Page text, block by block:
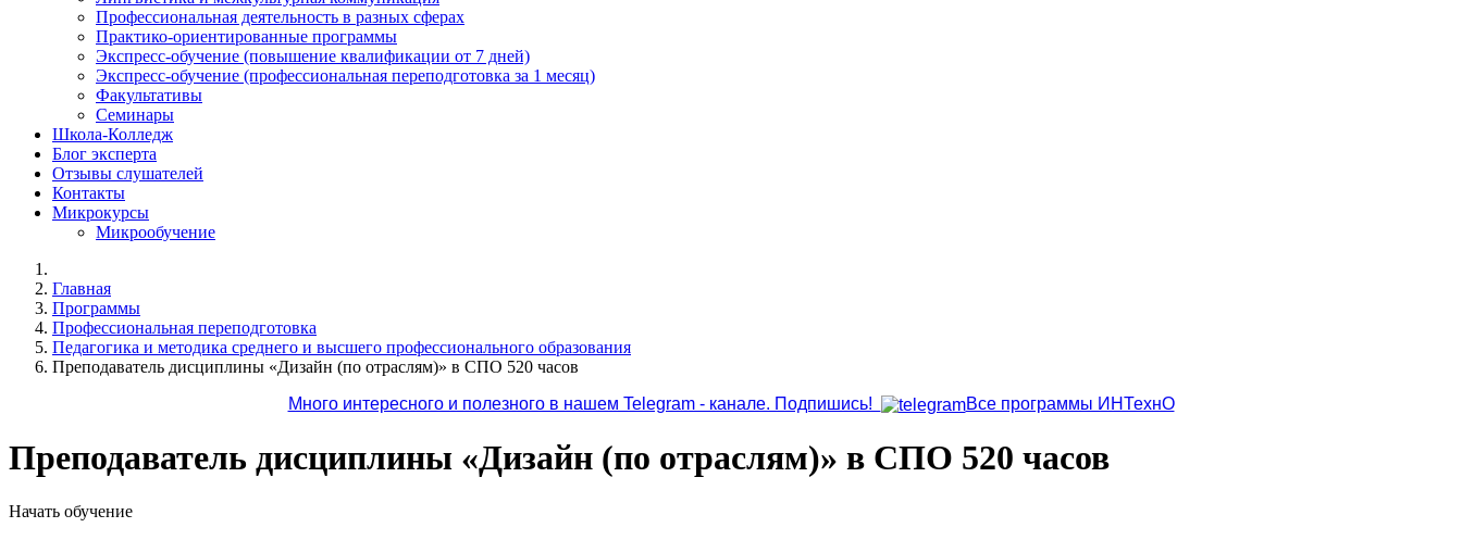
Профессиональная деятельность в разных сферах
Практико-ориентированные программы
Экспресс-обучение (повышение квалификации от 7 дней)
Экспресс-обучение (профессиональная переподготовка за 1 месяц)
Факультативы
Семинары
Школа-Колледж
Блог эксперта
Отзывы слушателей
Контакты
Микрокурсы
Микрообучение
Главная
Программы
Профессиональная переподготовка
Педагогика и методика среднего и высшего профессионального образования
Преподаватель дисциплины «Дизайн (по отраслям)» в СПО 520 часов
Много интересного и полезного в нашем Telegram - канале. Подпишись!
Все программы ИНТехнО
Преподаватель дисциплины «Дизайн (по отраслям)» в СПО 520 часов
Начать обучение